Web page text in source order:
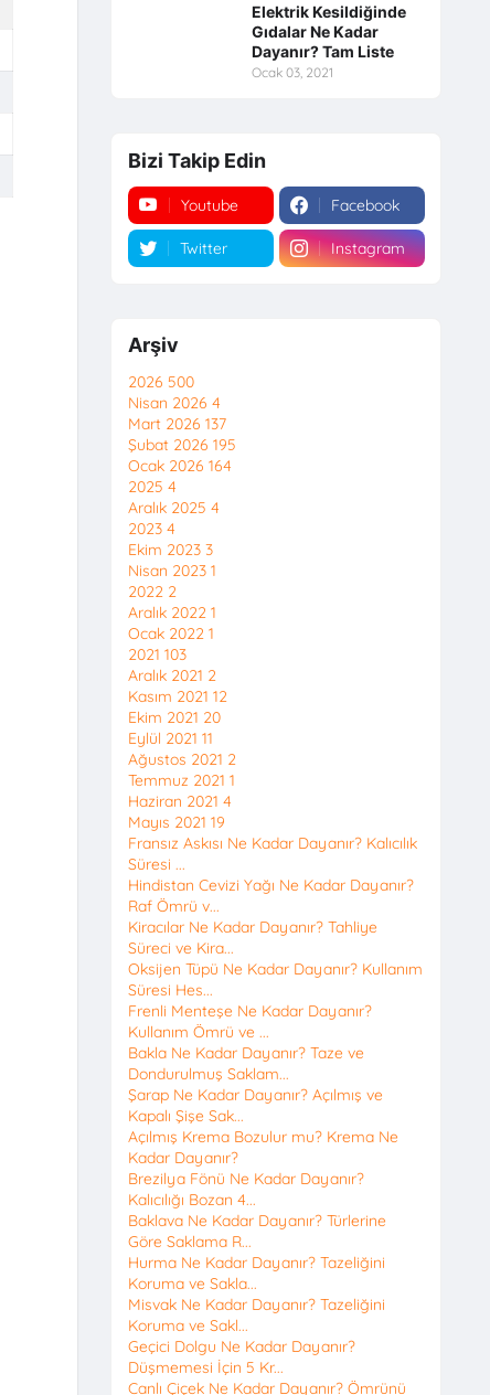
Elektrik Kesildiğinde
Gıdalar Ne Kadar
Dayanır? Tam Liste
Ocak 03, 2021
Bizi Takip Edin
Youtube Facebook
Twitter Instagram
Arşiv
2026 500
Nisan 2026 4
Mart 2026 137
Şubat 2026 195
Ocak 2026 164
2025 4
Aralık 2025 4
2023 4
Ekim 2023 3
Nisan 2023 1
2022 2
Aralık 2022 1
Ocak 2022 1
2021 103
Aralık 2021 2
Kasım 2021 12
Ekim 2021 20
Eylül 2021 11
Ağustos 2021 2
Temmuz 2021 1
Haziran 2021 4
Mayıs 2021 19
Fransız Askısı Ne Kadar Dayanır? Kalıcılık
Süresi ...
Hindistan Cevizi Yağı Ne Kadar Dayanır?
Raf Ömrü v...
Kiracılar Ne Kadar Dayanır? Tahliye
Süreci ve Kira...
Oksijen Tüpü Ne Kadar Dayanır? Kullanım
Süresi Hes...
Frenli Menteşe Ne Kadar Dayanır?
Kullanım Ömrü ve ...
Bakla Ne Kadar Dayanır? Taze ve
Dondurulmuş Saklam...
Şarap Ne Kadar Dayanır? Açılmış ve
Kapalı Şişe Sak...
Açılmış Krema Bozulur mu? Krema Ne
Kadar Dayanır?
Brezilya Fönü Ne Kadar Dayanır?
Kalıcılığı Bozan 4...
Baklava Ne Kadar Dayanır? Türlerine
Göre Saklama R...
Hurma Ne Kadar Dayanır? Tazeliğini
Koruma ve Sakla...
Misvak Ne Kadar Dayanır? Tazeliğini
Koruma ve Sakl...
Geçici Dolgu Ne Kadar Dayanır?
Düşmemesi İçin 5 Kr...
Canlı Çiçek Ne Kadar Dayanır? Ömrünü